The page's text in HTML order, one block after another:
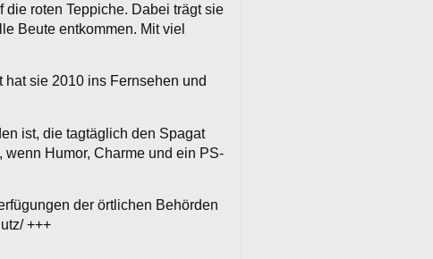
roten Teppiche. Dabei trägt sie
Beute entkommen. Mit viel
sie 2010 ins Fernsehen und
ist, die tagtäglich den Spagat
Humor, Charme und ein PS-
der örtlichen Behörden
+++